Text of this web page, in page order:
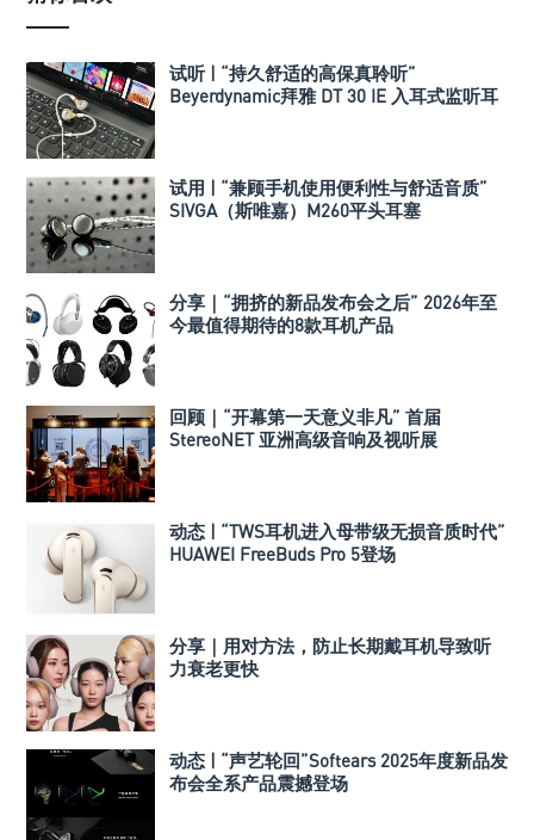
试听 | “持久舒适的高保真聆听”
Beyerdynamic拜雅 DT 30 IE 入耳式监听耳
试用 | “兼顾手机使用便利性与舒适音质”
SIVGA（斯唯嘉）M260平头耳塞
分享｜“拥挤的新品发布会之后” 2026年至
今最值得期待的8款耳机产品
回顾｜“开幕第一天意义非凡” 首届
StereoNET 亚洲高级音响及视听展
动态 | “TWS耳机进入母带级无损音质时代”
HUAWEI FreeBuds Pro 5登场
分享｜用对方法，防止长期戴耳机导致听
力衰老更快
动态 | “声艺轮回”Softears 2025年度新品发
布会全系产品震撼登场